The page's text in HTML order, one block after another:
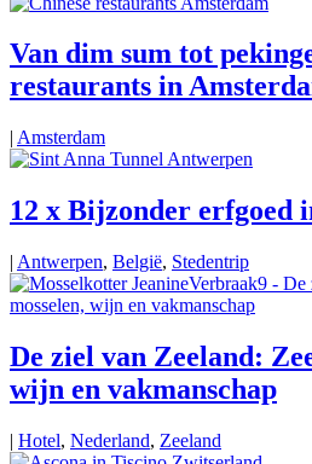
Van dim sum tot
restaurants in
| Amsterdam
12 x Bijzonder erfgoed
| Antwerpen, België, Stedentrip
De ziel van Zeeland:
wijn en vakmanschap
| Hotel, Nederland, Zeeland